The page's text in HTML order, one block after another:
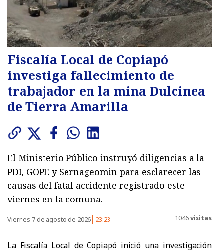
Fiscalía Local de Copiapó
investiga fallecimiento de
trabajador en la mina Dulcinea
de Tierra Amarilla
El Ministerio Público instruyó diligencias a la
PDI, GOPE y Sernageomin para esclarecer las
causas del fatal accidente registrado este
viernes en la comuna.
Viernes 7 de agosto de 2026 23:23 1046visitas
La Fiscalía Local de Copiapó inició una investigación